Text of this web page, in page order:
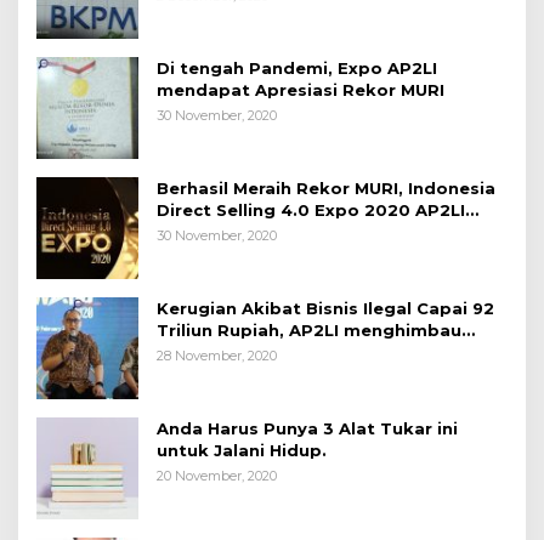
Di tengah Pandemi, Expo AP2LI
mendapat Apresiasi Rekor MURI
30 November, 2020
Berhasil Meraih Rekor MURI, Indonesia
Direct Selling 4.0 Expo 2020 AP2LI
berakhir sangat memuaskan
30 November, 2020
Kerugian Akibat Bisnis Ilegal Capai 92
Triliun Rupiah, AP2LI menghimbau
masyarakat Waspada.
28 November, 2020
Anda Harus Punya 3 Alat Tukar ini
untuk Jalani Hidup.
20 November, 2020